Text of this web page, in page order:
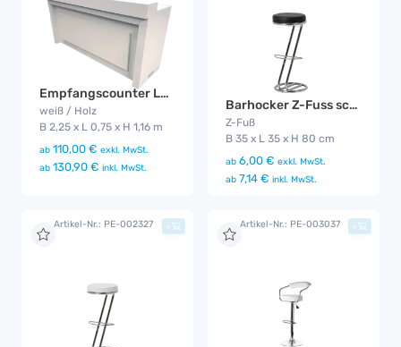
Empfangscounter LED
weiß / Holz
B 2,25 x L 0,75 x H 1,16 m
ab 110,00 € exkl. MwSt.
ab 130,90 € inkl. MwSt.
Barhocker Z-Fuss schwarz
Z-Fuß
B 35 x L 35 x H 80 cm
ab 6,00 € exkl. MwSt.
ab 7,14 € inkl. MwSt.
Artikel-Nr.: PE-002327 + Artikel-Nr.: PE-003037 +